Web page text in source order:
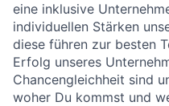
eine inklusive
individuellen Stärken
diese führen zur besten
Erfolg unseres
Chancengleichheit sind
woher Du kommst und